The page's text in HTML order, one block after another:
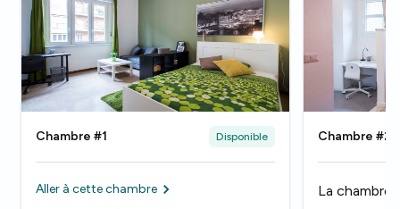
Chambre #1 Disponible
Aller à cette chambre
Chambre #2
La chambre